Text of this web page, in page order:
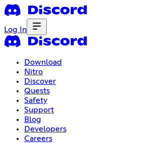
Log In
Download
Nitro
Discover
Quests
Safety
Support
Blog
Developers
Careers